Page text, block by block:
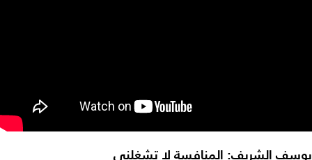
يوسف الشريف: المنافسة لا تشغلني